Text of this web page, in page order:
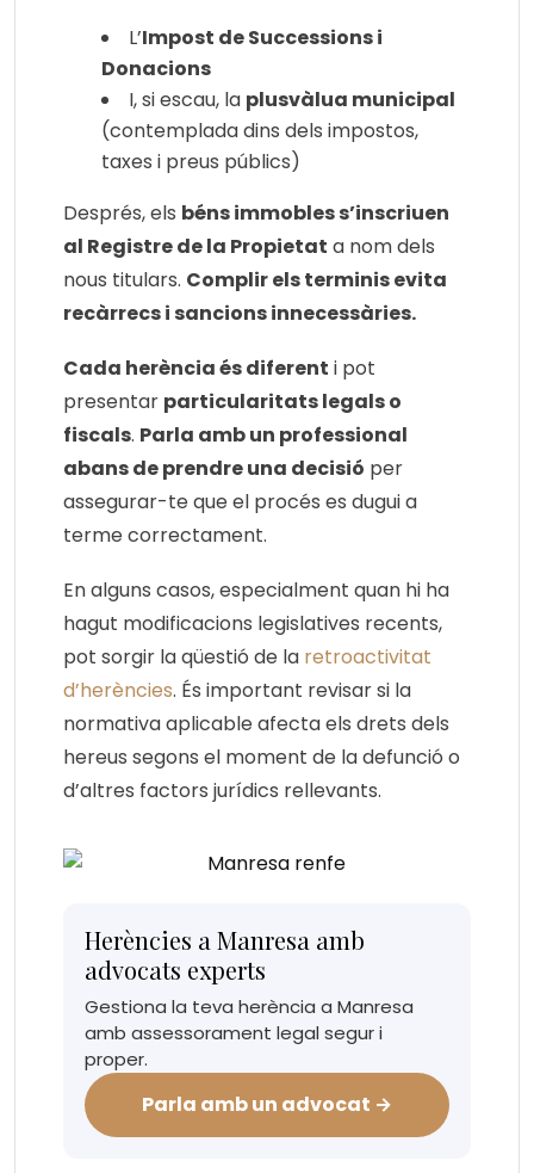
L’Impost de Successions i
Donacions
I, si escau, la plusvàlua municipal
(contemplada dins dels impostos,
taxes i preus públics)
Després, els béns immobles s’inscriuen
al Registre de la Propietat a nom dels
nous titulars. Complir els terminis evita
recàrrecs i sancions innecessàries.
Cada herència és diferent i pot
presentar particularitats legals o
fiscals. Parla amb un professional
abans de prendre una decisió per
assegurar-te que el procés es dugui a
terme correctament.
En alguns casos, especialment quan hi ha
hagut modificacions legislatives recents,
pot sorgir la qüestió de la retroactivitat
d’herències. És important revisar si la
normativa aplicable afecta els drets dels
hereus segons el moment de la defunció o
d’altres factors jurídics rellevants.
Herències a Manresa amb
advocats experts
Gestiona la teva herència a Manresa
amb assessorament legal segur i
proper.
Parla amb un advocat →